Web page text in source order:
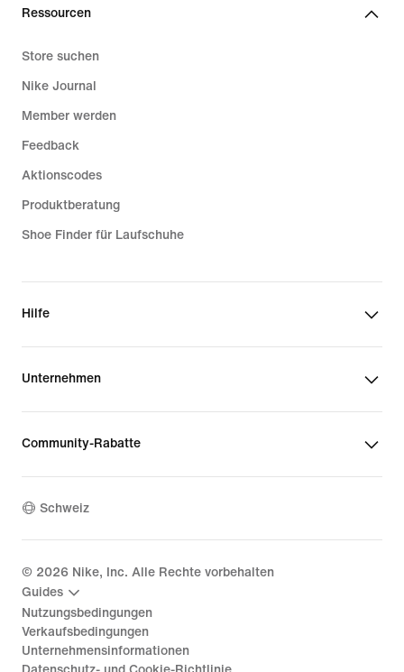
Ressourcen
Store suchen
Nike Journal
Member werden
Feedback
Aktionscodes
Produktberatung
Shoe Finder für Laufschuhe
Hilfe
Unternehmen
Community-Rabatte
Schweiz
© 2026 Nike, Inc. Alle Rechte vorbehalten
Guides
Nutzungsbedingungen
Verkaufsbedingungen
Unternehmensinformationen